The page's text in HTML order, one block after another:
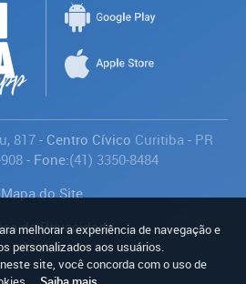
817- Centro Cívico Curitiba- PR
- Fone:(41) 3350-8484
Mapa do Site
de Privacidade
Avaliar
melhorar a experiência de navegação e
personalizados aos usuários.
site, você concorda com o uso de